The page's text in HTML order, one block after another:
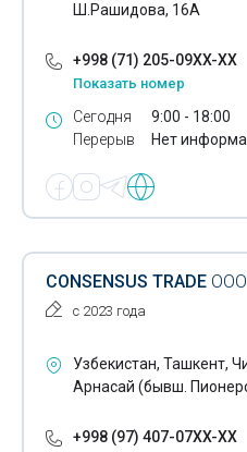
Охранная сигнализация
Пожарная сигнализация
Проекторы
Пускатели
Розетки
Выключатели
Сабвуферы
Светильники электрические
Светодиодные светильники
Ш.Рашидова, 16А
+998 (71) 205-09XX-XX
Показать номер
Сегодня
Перерыв
9:00 - 18:00
Нет
CONSENSUS TRADE ООО
с 2023 года
Узбекистан, Ташкент,
Арнасай (бывш.
+998 (97) 407-07XX-XX